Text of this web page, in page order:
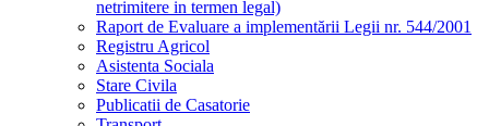
netrimitere in termen legal)
Raport de Evaluare a implementării Legii nr. 544/2001
Registru Agricol
Asistenta Sociala
Stare Civila
Publicatii de Casatorie